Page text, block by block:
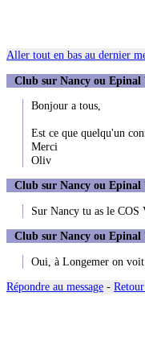
Aller tout en bas au dernier
Club sur Nancy ou Epinal
Bonjour a tous,
Est ce que quelqu'un
Merci
Oliv
Club sur Nancy ou Epinal
Sur Nancy tu as le
Club sur Nancy ou Epinal
Oui, à Longemer on
Répondre au message -